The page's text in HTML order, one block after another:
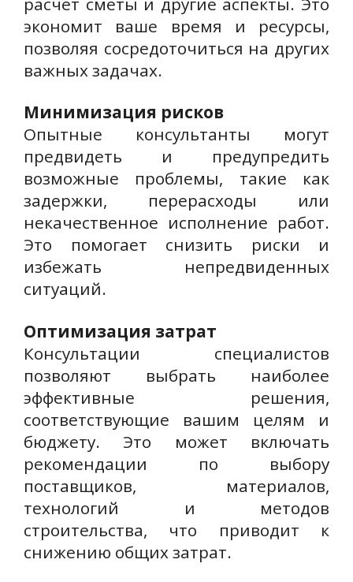
экономит ваше время и ресурсы,
позволяя сосредоточиться на других
важных задачах.
Минимизация рисков
Опытные консультанты могут
предвидеть и предупредить
возможные проблемы, такие как
задержки, перерасходы или
некачественное исполнение работ.
Это помогает снизить риски и
избежать непредвиденных
ситуаций.
Оптимизация затрат
Консультации специалистов
позволяют выбрать наиболее
эффективные решения,
соответствующие вашим целям и
бюджету. Это может включать
рекомендации по выбору
поставщиков, материалов,
технологий и методов
строительства, что приводит к
снижению общих затрат.